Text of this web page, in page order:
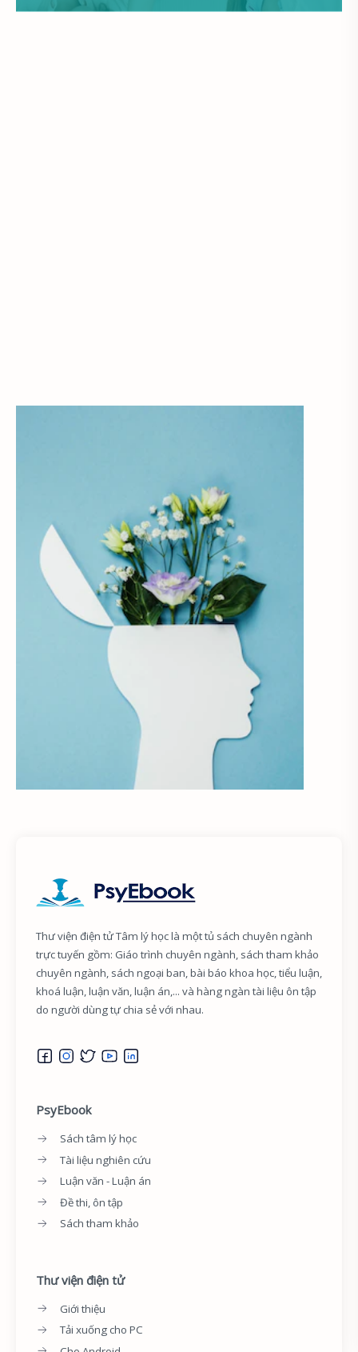
Thư viện điện tử Tâm lý học là một tủ sách chuyên ngành
trực tuyến gồm: Giáo trình chuyên ngành, sách tham khảo
chuyên ngành, sách ngoại ban, bài báo khoa học, tiểu luận,
khoá luận, luận văn, luận án,... và hàng ngàn tài liệu ôn tập
do người dùng tự chia sẻ với nhau.
PsyEbook
Sách tâm lý học
Tài liệu nghiên cứu
Luận văn - Luận án
Đề thi, ôn tập
Sách tham khảo
Thư viện điện tử
Giới thiệu
Tải xuống cho PC